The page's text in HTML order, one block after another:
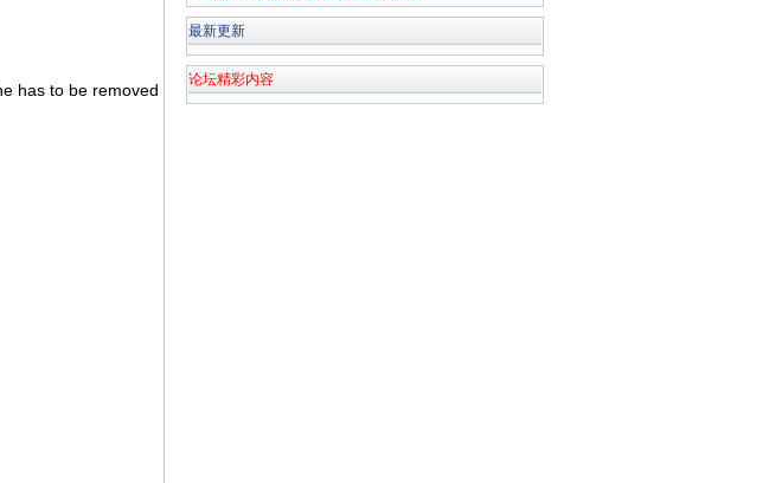
has to be removed
最新更新
论坛精彩内容